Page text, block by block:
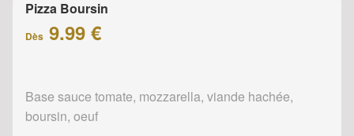
Pizza Boursin
Dès 9.99 €
Base sauce tomate, mozzarella, viande hachée,
boursin, oeuf